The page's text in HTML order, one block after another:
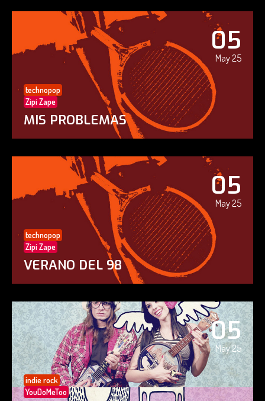
05
May 25
technopop
Zipi Zape
MIS PROBLEMAS
05
May 25
technopop
Zipi Zape
VERANO DEL 98
05
May 25
indie rock
YouDoMeToo